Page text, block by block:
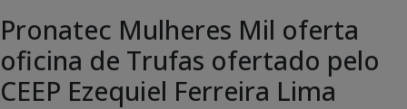
Pronatec Mulheres Mil oferta
oficina de Trufas ofertado pelo
CEEP Ezequiel Ferreira Lima